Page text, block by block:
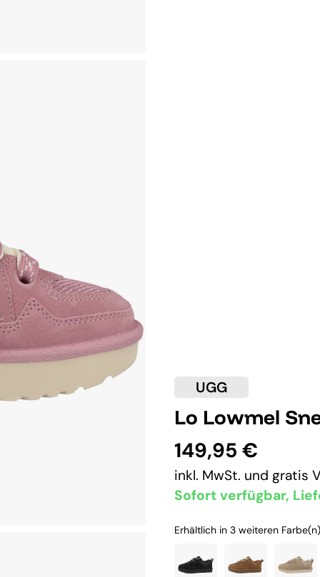
UGG
Lo Lowmel
149,95 €
inkl. MwSt. und gratis
Sofort verfügbar,
Erhältlich in 3 weiteren